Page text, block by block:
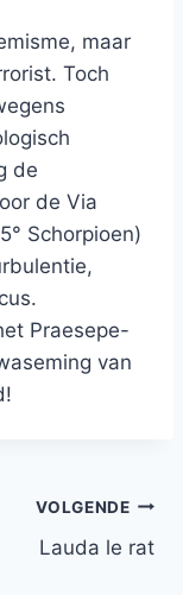
maar
Toch
de
de Via
Schorpioen)
Praesepe-
van
VOLGENDE
Lauda le rat